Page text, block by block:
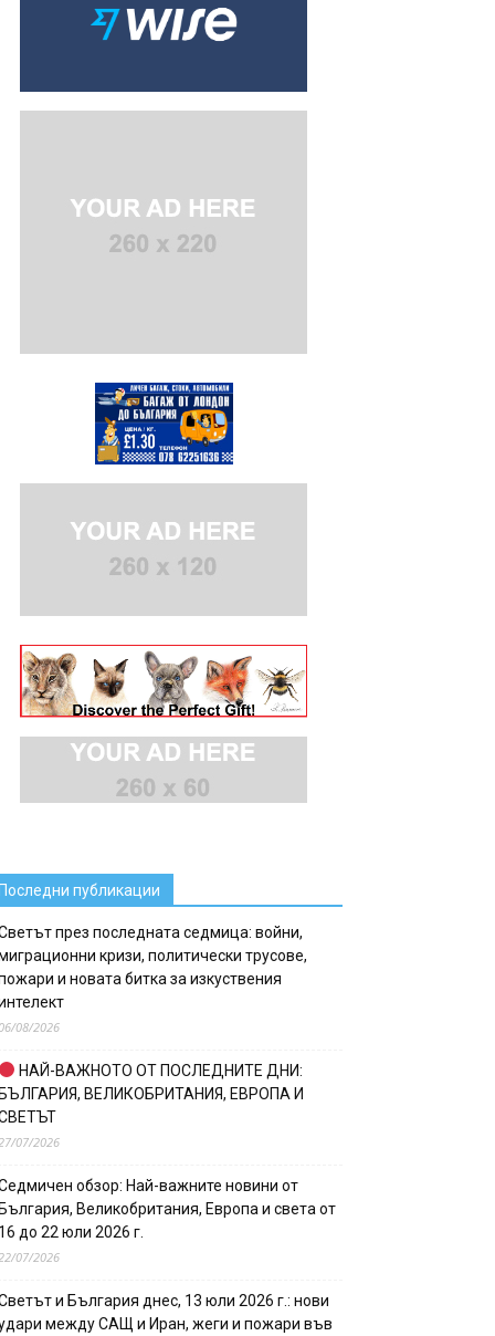
публикации
през последната седмица: войни,
кризи, политически трусове,
и новата битка за изкуствения
08/2026
НАЙ-ВАЖНОТО ОТ ПОСЛЕДНИТЕ ДНИ:
ВЕЛИКОБРИТАНИЯ, ЕВРОПА И
07/2026
обзор: Най-важните новини от
Великобритания, Европа и света от
до 22 юли 2026 г.
07/2026
и България днес, 13 юли 2026 г.: нови
между САЩ и Иран, жеги и пожари във